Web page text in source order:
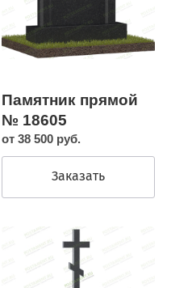
Памятник прямой
№ 18605
от 38 500 руб.
Заказать